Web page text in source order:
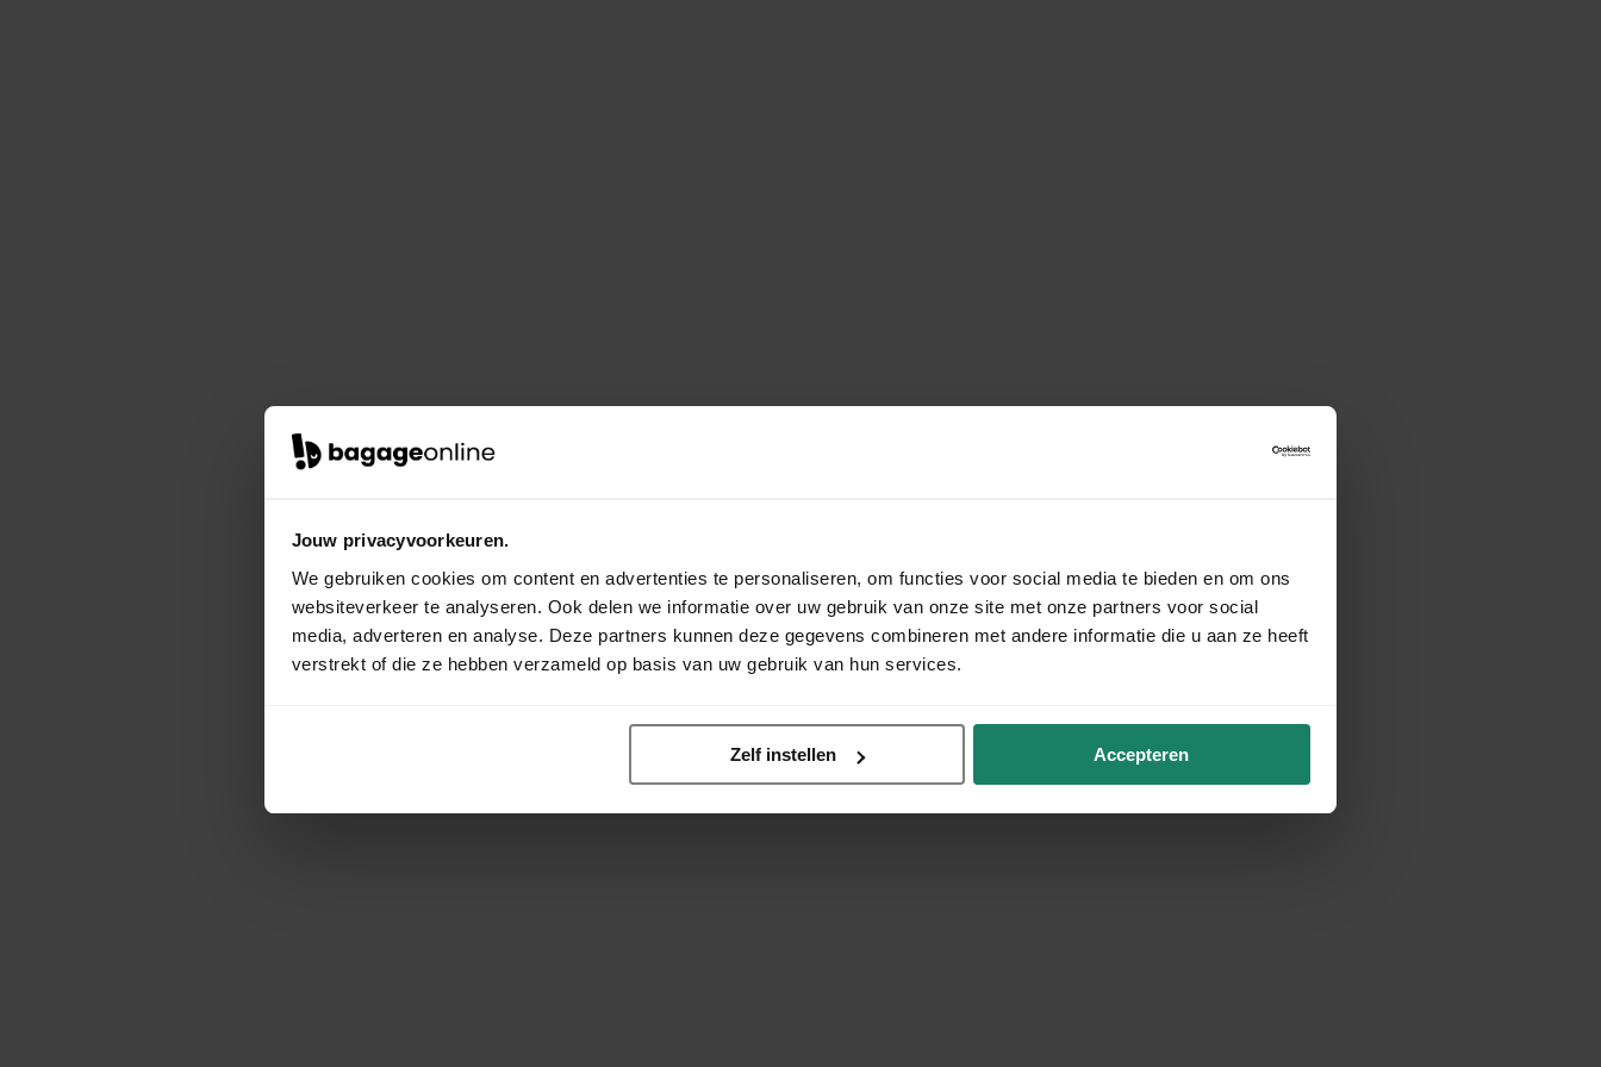
Jouw privacyvoorkeuren.
We gebruiken cookies om content en advertenties te personaliseren, om functies voor social media te bieden en om ons
websiteverkeer te analyseren. Ook delen we informatie over uw gebruik van onze site met onze partners voor social
media, adverteren en analyse. Deze partners kunnen deze gegevens combineren met andere informatie die u aan ze heeft
verstrekt of die ze hebben verzameld op basis van uw gebruik van hun services.
Zelf instellen Accepteren